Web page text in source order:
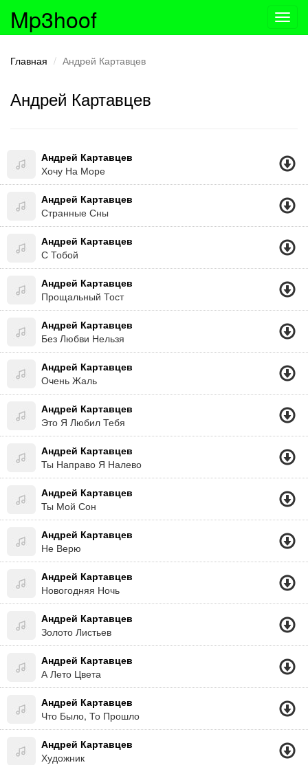
Mp3hoof
Главная Андрей Картавцев
Андрей Картавцев
Андрей Картавцев
Хочу На Море
Андрей Картавцев
Странные Сны
Андрей Картавцев
С Тобой
Андрей Картавцев
Прощальный Тост
Андрей Картавцев
Без Любви Нельзя
Андрей Картавцев
Очень Жаль
Андрей Картавцев
Это Я Любил Тебя
Андрей Картавцев
Ты Направо Я Налево
Андрей Картавцев
Ты Мой Сон
Андрей Картавцев
Не Верю
Андрей Картавцев
Новогодняя Ночь
Андрей Картавцев
Золото Листьев
Андрей Картавцев
А Лето Цвета
Андрей Картавцев
Что Было, То Прошло
Андрей Картавцев
Художник